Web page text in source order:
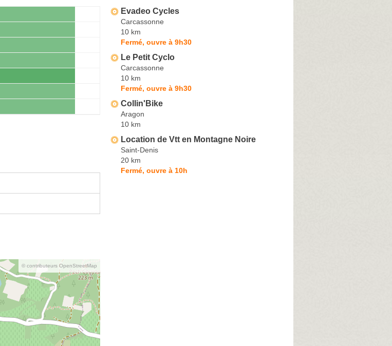
© contributeurs OpenStreetMap
Evadeo Cycles
Carcassonne
10 km
Fermé, ouvre à 9h30
Le Petit Cyclo
Carcassonne
10 km
Fermé, ouvre à 9h30
Collin'Bike
Aragon
10 km
Location de Vtt en Montagne Noire
Saint-Denis
20 km
Fermé, ouvre à 10h